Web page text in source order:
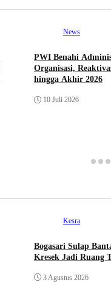
News
PWI Benahi
Organisasi,
hingga Akhir 2026
10 Juli 2026
Kesra
Bogasari Sulap
Kresek Jadi Ruang
3 Agustus 2026